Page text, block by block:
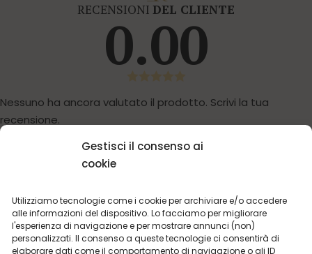
Gestisci il consenso ai
cookie
Utilizziamo tecnologie come i cookie per archiviare e/o accedere
alle informazioni del dispositivo. Lo facciamo per migliorare
l'esperienza di navigazione e per mostrare annunci (non)
personalizzati. Il consenso a queste tecnologie ci consentirà di
elaborare dati come il comportamento di navigazione o gli ID
RECENSIONI DEL CLIENTE
0.00
Nessuno ha ancora valutato il prodotto. Scrivi la tua
recensione.
SCRIVI UNA RECENSIONE
POTRESTI ESSERE INTERESSATO